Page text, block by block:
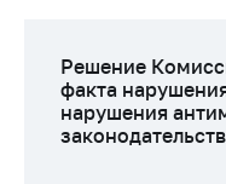
Решение
факта
нарушения